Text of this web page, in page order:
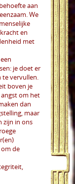
aan
We
en
met
je doet er
te vervullen.
boven je
om het
dan
maar
zijn in ons
de